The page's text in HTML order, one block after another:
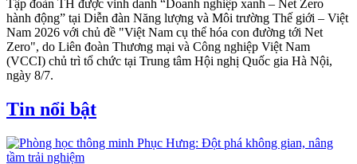
Tập đoàn TH được vinh danh “Doanh nghiệp xanh – Net Zero
hành động” tại Diễn đàn Năng lượng và Môi trường Thế giới – Việt
Nam 2026 với chủ đề "Việt Nam cụ thể hóa con đường tới Net
Zero", do Liên đoàn Thương mại và Công nghiệp Việt Nam
(VCCI) chủ trì tổ chức tại Trung tâm Hội nghị Quốc gia Hà Nội,
ngày 8/7.
Tin nổi bật